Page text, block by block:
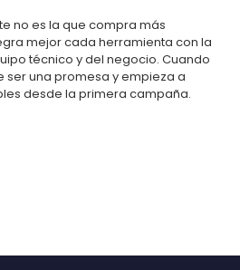
no es la que compra más
mejor cada herramienta con la
técnico y del negocio. Cuando
ser una promesa y empieza a
desde la primera campaña.